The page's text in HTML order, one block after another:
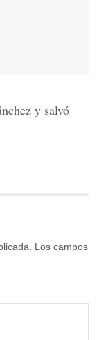
y salvó
Los campos